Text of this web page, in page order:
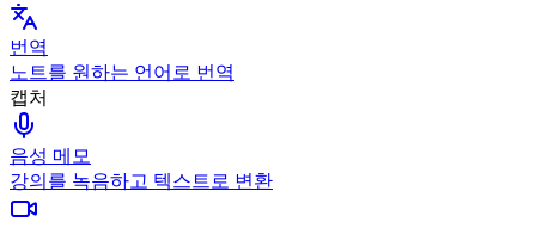
번역
노트를 원하는 언어로 번역
캡처
음성 메모
강의를 녹음하고 텍스트로 변환